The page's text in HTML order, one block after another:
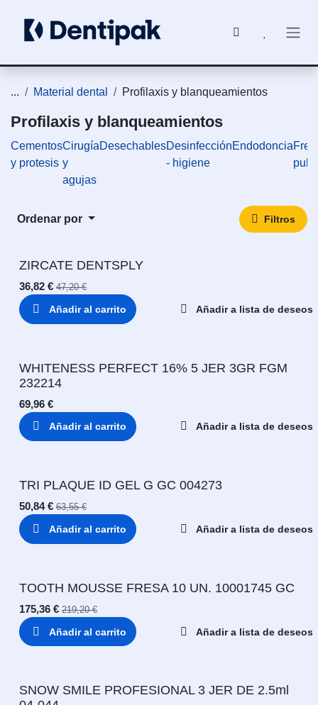
... Material dental Profilaxis y blanqueamientos
Profilaxis y blanqueamientos
Cementos
y protesis
Cirugía
y
agujas
DesechablesDesinfección
- higiene
Endodoncia
Ordenar por Filtros
ZIRCATE DENTSPLY
36,82 € 47,20€
Añadir al carrito Añadir a lista de deseos
WHITENESS PERFECT 16% 5 JER 3GR FGM
232214
69,96 €
Añadir al carrito Añadir a lista de deseos
TRI PLAQUE ID GEL G GC 004273
50,84€ 63,55€
Añadir al carrito Añadir a lista de deseos
TOOTH MOUSSE FRESA 10 UN. 10001745 GC
175,36 € 219,20€
Añadir al carrito Añadir a lista de deseos
SNOW SMILE PROFESIONAL 3 JER DE 2.5ml